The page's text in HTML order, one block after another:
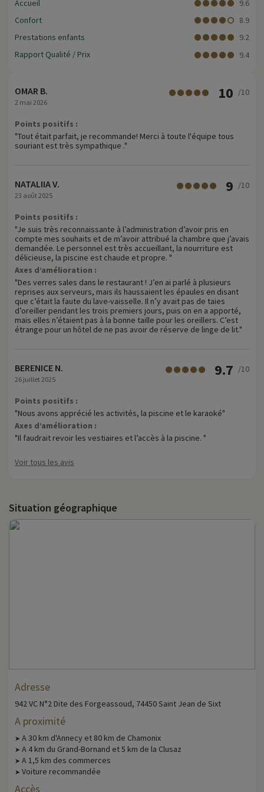
› 5 pistes (2 vertes, 2 bleues, 1 rouge)
Plus d'informations
• Animaux de compagnie non admis
Accueil
9.6
Confort
8.9
Prestations enfants
9.2
Rapport Qualité / Prix
9.4
OMAR B.
2 mai 2026
10 /10
Points positifs :
"Tout était parfait, je recommande! Merci à toute l'équipe tous
souriant est très sympathique ."
NATALIIA V.
23 août 2025
9 /10
Points positifs :
"Je suis très reconnaissante à l’administration d’avoir pris en
compte mes souhaits et de m’avoir attribué la chambre que j’avais
demandée. Le personnel est très accueillant, la nourriture est
délicieuse, la piscine est chaude et propre. "
Axes d’amélioration :
"Des verres sales dans le restaurant ! J’en ai parlé à plusieurs
reprises aux serveurs, mais ils haussaient les épaules en disant
que c’était la faute du lave-vaisselle. Il n’y avait pas de taies
d’oreiller pendant les trois premiers jours, puis on en a apporté,
mais elles n’étaient pas à la bonne taille pour les oreillers. C’est
étrange pour un hôtel de ne pas avoir de réserve de linge de lit."
BERENICE N.
26 juillet 2025
9.7 /10
Points positifs :
"Nous avons apprécié les activités, la piscine et le karaoké"
Axes d’amélioration :
"Il faudrait revoir les vestiaires et l’accès à la piscine. "
Voir tous les avis
Situation géographique
Adresse
942 VC N°2 Dite des Forgeassoud, 74450 Saint Jean de Sixt
A proximité
➤ A 30 km d'Annecy et 80 km de Chamonix
➤ A 4 km du Grand-Bornand et 5 km de la Clusaz
➤ A 1,5 km des commerces
➤ Voiture recommandée
Accès